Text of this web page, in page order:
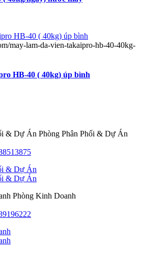
may-lam-da-vien-takaipro-hb-40-40kg-
HB-40 ( 40kg) úp bình
Phòng Phân Phối & Dự Án
Phòng Kinh Doanh